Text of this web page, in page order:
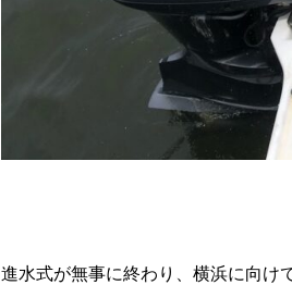
進水式が無事に終わり、横浜に向け